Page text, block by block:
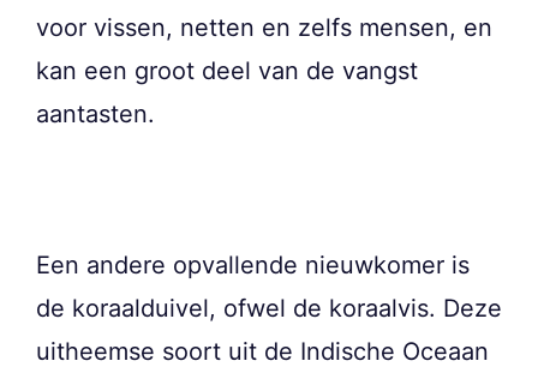
voor vissen, netten en zelfs mensen, en
kan een groot deel van de vangst
aantasten.
Een andere opvallende nieuwkomer is
de koraalduivel, ofwel de koraalvis. Deze
uitheemse soort uit de Indische Oceaan